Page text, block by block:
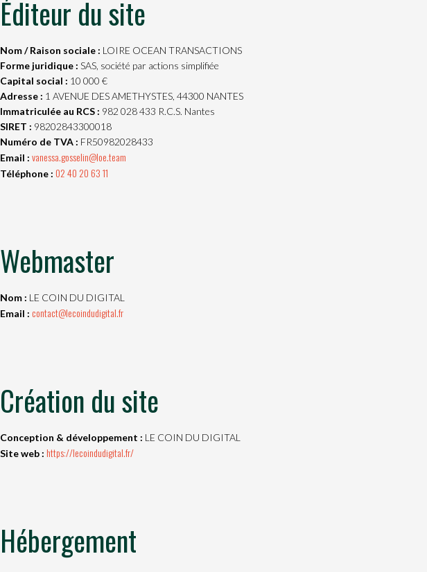
Éditeur du site
Nom / Raison sociale : LOIRE OCEAN TRANSACTIONS
Forme juridique : SAS, société par actions simplifiée
Capital social : 10 000 €
Adresse : 1 AVENUE DES AMETHYSTES, 44300 NANTES
Immatriculée au RCS : 982 028 433 R.C.S. Nantes
SIRET : 98202843300018
Numéro de TVA : FR50982028433
Email : vanessa.gosselin@loe.team
Téléphone : 02 40 20 63 11
Webmaster
Nom : LE COIN DU DIGITAL
Email : contact@lecoindudigital.fr
Création du site
Conception & développement : LE COIN DU DIGITAL
Site web : https://lecoindudigital.fr/
Hébergement